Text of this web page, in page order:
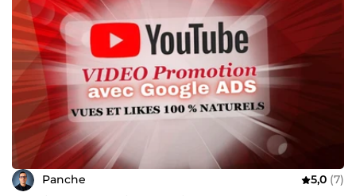
Panche 5,0 (7)